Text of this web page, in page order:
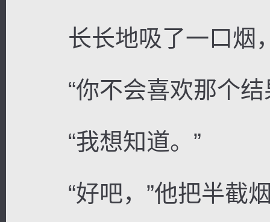
长长地吸了一口烟，
“你不会喜欢那个结
“我想知道。”
“好吧，”他把半截烟